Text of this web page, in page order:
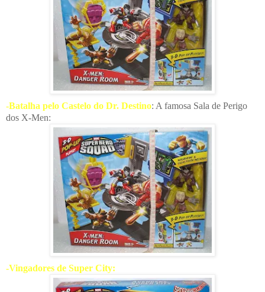
-Batalha pelo Castelo do Dr. Destino: A famosa Sala de Perigo
dos X-Men:
-Vingadores de Super City: